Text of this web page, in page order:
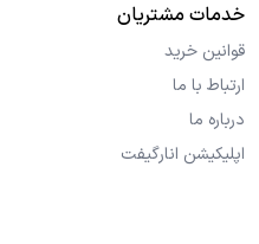
و در کمترین زمان دریافت
خدمات مشتریان
قوانین خرید
ارتباط با ما
درباره ما
اپلیکیشن انارگیفت